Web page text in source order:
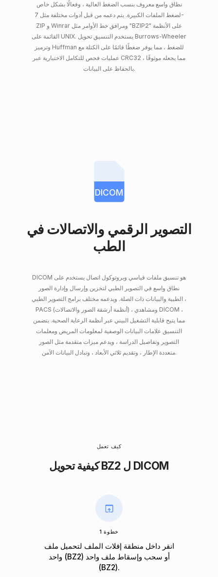
نطاق واسع معروف بنسب الضغط العالية ، وفعالًا بشكل خاص
لضغط الملفات الكبيرة. يتم دعمه من قبل أدوات مختلفة مثل 7-
ZIP و Winrar ومرافق خط الأوامر مثل "BZIP2" على الأنظمة
القائمة على UNIX. يستخدم التنسيق تحويل Burrows-Wheeler
وترميز Huffman للضغط ، مما يوفر ضغطًا قائمًا على الكتلة مع
عمليات فحص للتكامل الاختيارية عبر CRC32 ، مما يجعله موثوقًا
بالحفاظ على البيانات.
DICOM
التصوير الرقمي والاتصالات في
الطب
DICOM هو تنسيق ملفات قياسي وبروتوكول اتصال يستخدم على
نطاق واسع في التصوير الطبي لتخزين وإرسال وإدارة الصور
الطبية والبيانات ذات الصلة. ويدعمه مختلف برامج التصوير الطبي ،
PACS (أنظمة أرشفة الصور والاتصالات) ، ومشاهدي DICOM ،
مما يتيح قابلية التشغيل البيني عبر أنظمة الرعاية الصحية. يتضمن
التنسيق علامات البيانات الوصفية لمعلومات المريض ومعلمات
التصوير وتفاصيل الدراسة ، ويدعم ميزات متقدمة مثل الصور
متعددة الإطار ، وتقديم ثلاثي الأبعاد ، وتبادل البيانات الآمن.
كيف تعمل
كيفية تحويل BZ2 ل DICOM
خطوة 1
انقر داخل منطقة إفلات الملف لتحميل ملف
واحد (BZ2) أو سحب وإسقاط ملف واحد
(BZ2).